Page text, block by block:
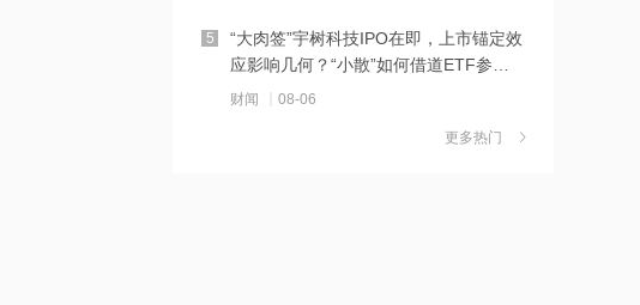
11:30
阿里视频大模型Wan3.0开启公测，
让"万物皆可生视频"
“大肉签”宇树科技IPO在即，上市锚定效
应影响几何？“小散”如何借道ETF参
与？
财闻 08-06
5
茉莉奶白陷降薪罗生门，当事人称：公
更多热门